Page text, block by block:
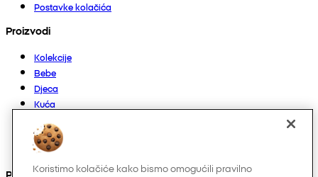
Postavke kolačića
Proizvodi
Kolekcije
Bebe
Djeca
Kuća
Muškarci
Ostalo
Koristimo kolačiće kako bismo omogućili pravilno